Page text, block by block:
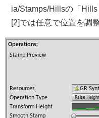
ia/Stamps/Hillsの「Hills
[2]では任意で位置を調